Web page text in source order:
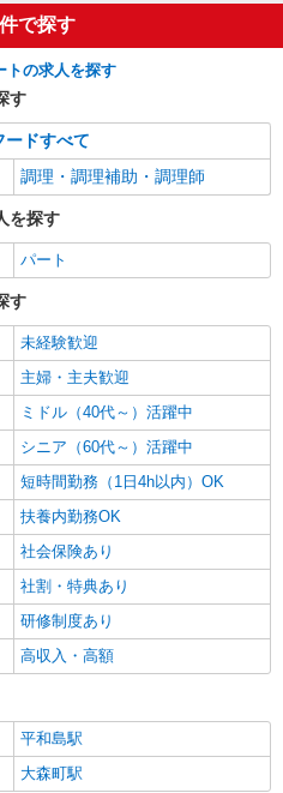
生した場合、残業
別途支給します。 ※給与は経験や
て決定します。
ドエール （東京都大田区羽田空港
で探す
トの求人を探す
す
ードすべて
調理・調理補助・調理師
を探す
パート
す
未経験歓迎
主婦・主夫歓迎
ミドル（40代～）活躍中
シニア（60代～）活躍中
短時間勤務（1日4h以内）OK
扶養内勤務OK
社会保険あり
社割・特典あり
研修制度あり
高収入・高額
平和島駅
大森町駅